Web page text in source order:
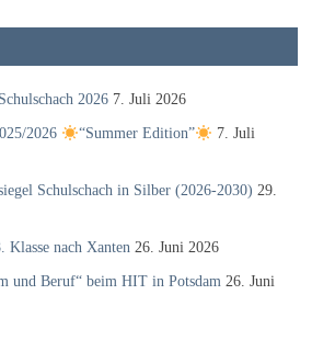
2026 7. Juli 2026
2026 “Summer Edition”
7. Juli
Schulschach in Silber (2026-2030) 29.
Klasse nach Xanten 26. Juni 2026
und Beruf“ beim HIT in Potsdam 26. Juni